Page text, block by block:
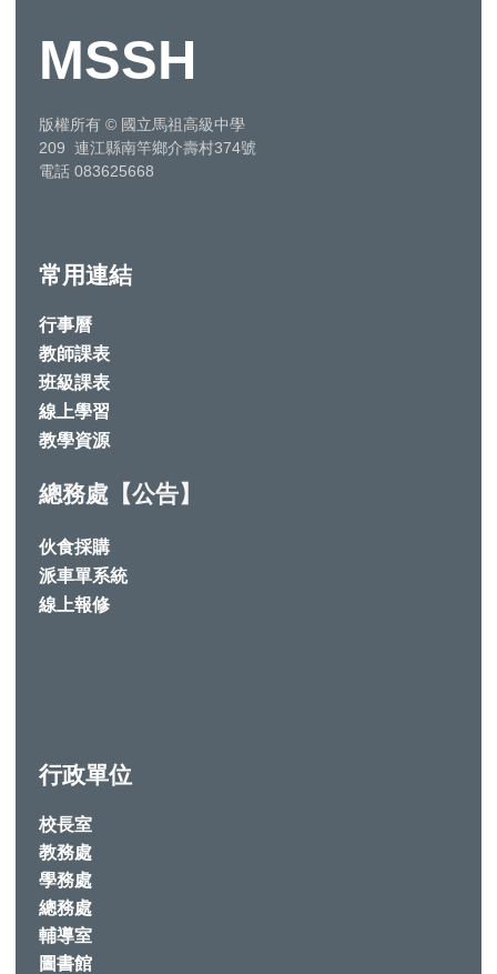
MSSH
版權所有 © 國立馬祖高級中學
209 連江縣南竿鄉介壽村374號
電話 083625668
常用連結
行事曆
教師課表
班級課表
線上學習
教學資源
總務處【公告】
伙食採購
派車單系統
線上報修
行政單位
校長室
教務處
學務處
總務處
輔導室
圖書館